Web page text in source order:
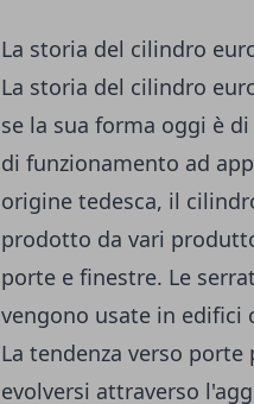
La storia del cilindro
La storia del cilindro
se la sua forma oggi è
di funzionamento ad
origine tedesca, il
prodotto da vari
porte e finestre. Le
vengono usate in edifici
La tendenza verso
evolversi attraverso